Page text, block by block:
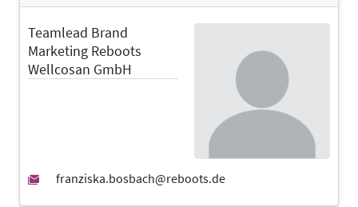
Teamlead Brand
Marketing Reboots
Wellcosan GmbH